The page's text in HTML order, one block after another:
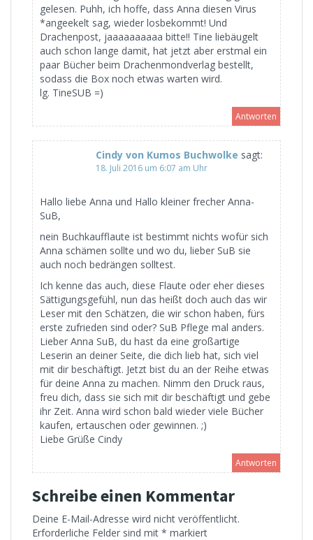
gelesen. Puhh, ich hoffe, dass Anna diesen Virus
*angeekelt sag, wieder losbekommt! Und
Drachenpost, jaaaaaaaaaa bitte!! Tine liebäugelt
auch schon lange damit, hat jetzt aber erstmal ein
paar Bücher beim Drachenmondverlag bestellt,
sodass die Box noch etwas warten wird.
lg. TineSUB =)
Antworten
Cindy von Kumos Buchwolke sagt:
18. Juli 2016 um 6:07 am Uhr
Hallo liebe Anna und Hallo kleiner frecher Anna-
SuB,
nein Buchkaufflaute ist bestimmt nichts wofür sich
Anna schämen sollte und wo du, lieber SuB sie
auch noch bedrängen solltest.
Ich kenne das auch, diese Flaute oder eher dieses
Sättigungsgefühl, nun das heißt doch auch das wir
Leser mit den Schätzen, die wir schon haben, fürs
erste zufrieden sind oder? SuB Pflege mal anders.
Lieber Anna SuB, du hast da eine großartige
Leserin an deiner Seite, die dich lieb hat, sich viel
mit dir beschäftigt. Jetzt bist du an der Reihe etwas
für deine Anna zu machen. Nimm den Druck raus,
freu dich, dass sie sich mit dir beschäftigt und gebe
ihr Zeit. Anna wird schon bald wieder viele Bücher
kaufen, ertauschen oder gewinnen. ;)
Liebe Grüße Cindy
Antworten
Schreibe einen Kommentar
Deine E-Mail-Adresse wird nicht veröffentlicht.
Erforderliche Felder sind mit * markiert